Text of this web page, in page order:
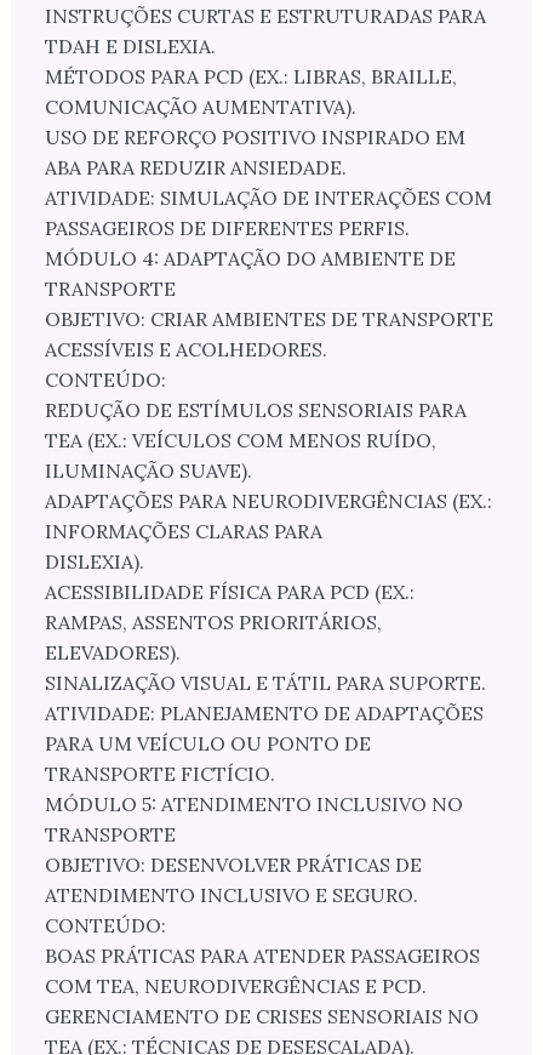
INSTRUÇÕES CURTAS E ESTRUTURADAS PARA
TDAH E DISLEXIA.
MÉTODOS PARA PCD (EX.: LIBRAS, BRAILLE,
COMUNICAÇÃO AUMENTATIVA).
USO DE REFORÇO POSITIVO INSPIRADO EM
ABA PARA REDUZIR ANSIEDADE.
ATIVIDADE: SIMULAÇÃO DE INTERAÇÕES COM
PASSAGEIROS DE DIFERENTES PERFIS.
MÓDULO 4: ADAPTAÇÃO DO AMBIENTE DE
TRANSPORTE
OBJETIVO: CRIAR AMBIENTES DE TRANSPORTE
ACESSÍVEIS E ACOLHEDORES.
CONTEÚDO:
REDUÇÃO DE ESTÍMULOS SENSORIAIS PARA
TEA (EX.: VEÍCULOS COM MENOS RUÍDO,
ILUMINAÇÃO SUAVE).
ADAPTAÇÕES PARA NEURODIVERGÊNCIAS (EX.:
INFORMAÇÕES CLARAS PARA
DISLEXIA).
ACESSIBILIDADE FÍSICA PARA PCD (EX.:
RAMPAS, ASSENTOS PRIORITÁRIOS,
ELEVADORES).
SINALIZAÇÃO VISUAL E TÁTIL PARA SUPORTE.
ATIVIDADE: PLANEJAMENTO DE ADAPTAÇÕES
PARA UM VEÍCULO OU PONTO DE
TRANSPORTE FICTÍCIO.
MÓDULO 5: ATENDIMENTO INCLUSIVO NO
TRANSPORTE
OBJETIVO: DESENVOLVER PRÁTICAS DE
ATENDIMENTO INCLUSIVO E SEGURO.
CONTEÚDO:
BOAS PRÁTICAS PARA ATENDER PASSAGEIROS
COM TEA, NEURODIVERGÊNCIAS E PCD.
GERENCIAMENTO DE CRISES SENSORIAIS NO
TEA (EX.: TÉCNICAS DE DESESCALADA).